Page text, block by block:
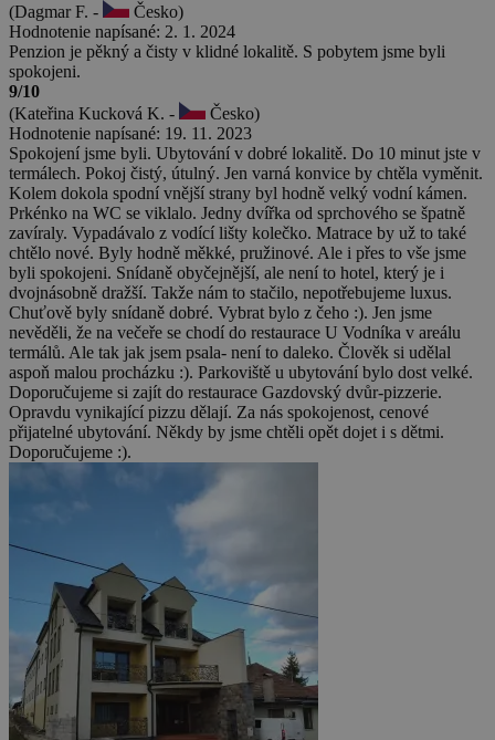
(Dagmar F. -
Česko)
Hodnotenie napísané: 2. 1. 2024
Penzion je pěkný a čisty v klidné lokalitě. S pobytem jsme byli
spokojeni.
9/10
(Kateřina Kucková K. -
Česko)
Hodnotenie napísané: 19. 11. 2023
Spokojení jsme byli. Ubytování v dobré lokalitě. Do 10 minut jste v
termálech. Pokoj čistý, útulný. Jen varná konvice by chtěla vyměnit.
Kolem dokola spodní vnější strany byl hodně velký vodní kámen.
Prkénko na WC se viklalo. Jedny dvířka od sprchového se špatně
zavíraly. Vypadávalo z vodící lišty kolečko. Matrace by už to také
chtělo nové. Byly hodně měkké, pružinové. Ale i přes to vše jsme
byli spokojeni. Snídaně obyčejnější, ale není to hotel, který je i
dvojnásobně dražší. Takže nám to stačilo, nepotřebujeme luxus.
Chuťově byly snídaně dobré. Vybrat bylo z čeho :). Jen jsme
nevěděli, že na večeře se chodí do restaurace U Vodníka v areálu
termálů. Ale tak jak jsem psala- není to daleko. Člověk si udělal
aspoň malou procházku :). Parkoviště u ubytování bylo dost velké.
Doporučujeme si zajít do restaurace Gazdovský dvůr-pizzerie.
Opravdu vynikající pizzu dělají. Za nás spokojenost, cenové
přijatelné ubytování. Někdy by jsme chtěli opět dojet i s dětmi.
Doporučujeme :).